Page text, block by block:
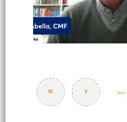
Páginas
« ‹ …